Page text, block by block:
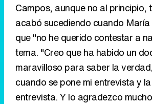
Campos, aunque no al principio,
acabó sucediendo cuando María
que "no he querido contestar a
tema. "Creo que ha habido un
maravilloso para saber la
cuando se pone mi entrevista y
entrevista. Y lo agradezco